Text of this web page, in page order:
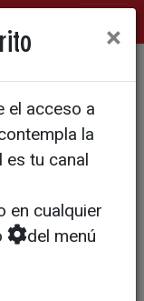
serán
de la
con
×
el acceso a
la
es tu canal
en cualquier
del menú